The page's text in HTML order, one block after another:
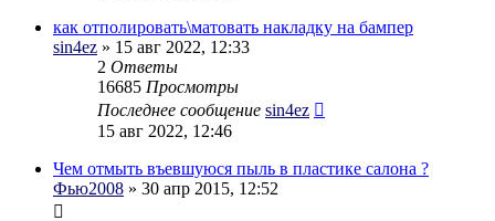
как отполировать\матовать накладку на бампер
sin4ez » 15 авг 2022, 12:33
2 Ответы
16685 Просмотры
Последнее сообщение sin4ez
15 авг 2022, 12:46
Чем отмыть въевшуюся пыль в пластике салона ?
Фью2008 » 30 апр 2015, 12:52